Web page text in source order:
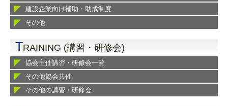
建設企業向け補助・助成制度
その他
TRAINING (講習・研修会)
協会主催講習・研修会一覧
その他協会共催
その他の講習・研修会